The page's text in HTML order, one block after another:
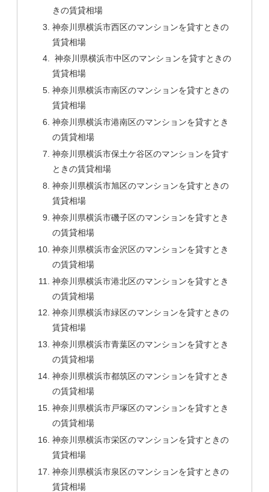
きの賃貸相場
神奈川県横浜市西区のマンションを貸すときの
賃貸相場
神奈川県横浜市中区のマンションを貸すときの
賃貸相場
神奈川県横浜市南区のマンションを貸すときの
賃貸相場
神奈川県横浜市港南区のマンションを貸すとき
の賃貸相場
神奈川県横浜市保土ケ谷区のマンションを貸す
ときの賃貸相場
神奈川県横浜市旭区のマンションを貸すときの
賃貸相場
神奈川県横浜市磯子区のマンションを貸すとき
の賃貸相場
神奈川県横浜市金沢区のマンションを貸すとき
の賃貸相場
神奈川県横浜市港北区のマンションを貸すとき
の賃貸相場
神奈川県横浜市緑区のマンションを貸すときの
賃貸相場
神奈川県横浜市青葉区のマンションを貸すとき
の賃貸相場
神奈川県横浜市都筑区のマンションを貸すとき
の賃貸相場
神奈川県横浜市戸塚区のマンションを貸すとき
の賃貸相場
神奈川県横浜市栄区のマンションを貸すときの
賃貸相場
神奈川県横浜市泉区のマンションを貸すときの
賃貸相場